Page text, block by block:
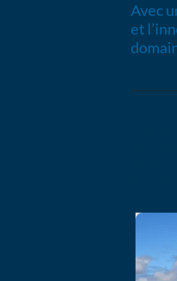
Avec
et